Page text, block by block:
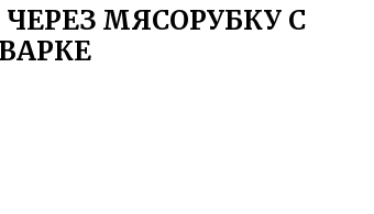
МЯСОРУБКУ С